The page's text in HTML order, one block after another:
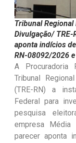
Tribunal Regional
Divulgação/
aponta indícios
RN-08092/2026
A Procuradoria
Tribunal
(TRE-RN) a
Federal para
pesquisa
empresa Média
parecer aponta